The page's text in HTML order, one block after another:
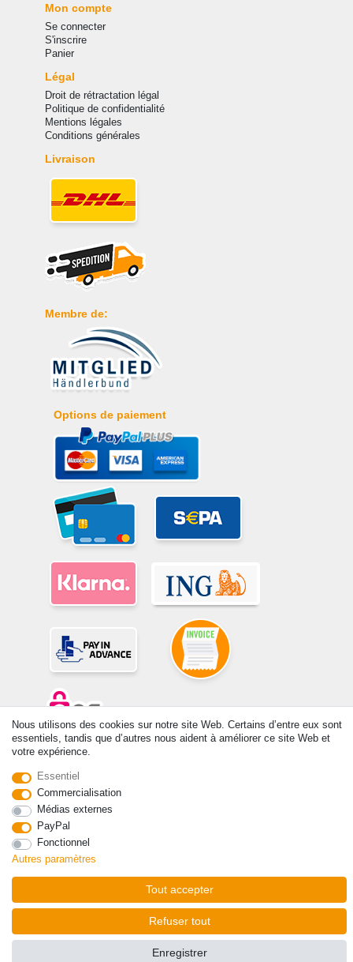
Mon compte
Se connecter
S'inscrire
Panier
Légal
Droit de rétractation légal
Politique de confidentialité
Mentions légales
Conditions générales
Livraison
Membre de:
Options de paiement
© Copyright 2026 | Tous droits réservés. -Tous droits réservés – Les
Nous utilisons des cookies sur notre site Web. Certains d’entre eux sont
essentiels, tandis que d’autres nous aident à améliorer ce site Web et
votre expérience.
Essentiel
Commercialisation
Médias externes
PayPal
Fonctionnel
Autres paramètres
Tout accepter
Refuser tout
Enregistrer
Rétracter le contrat ici